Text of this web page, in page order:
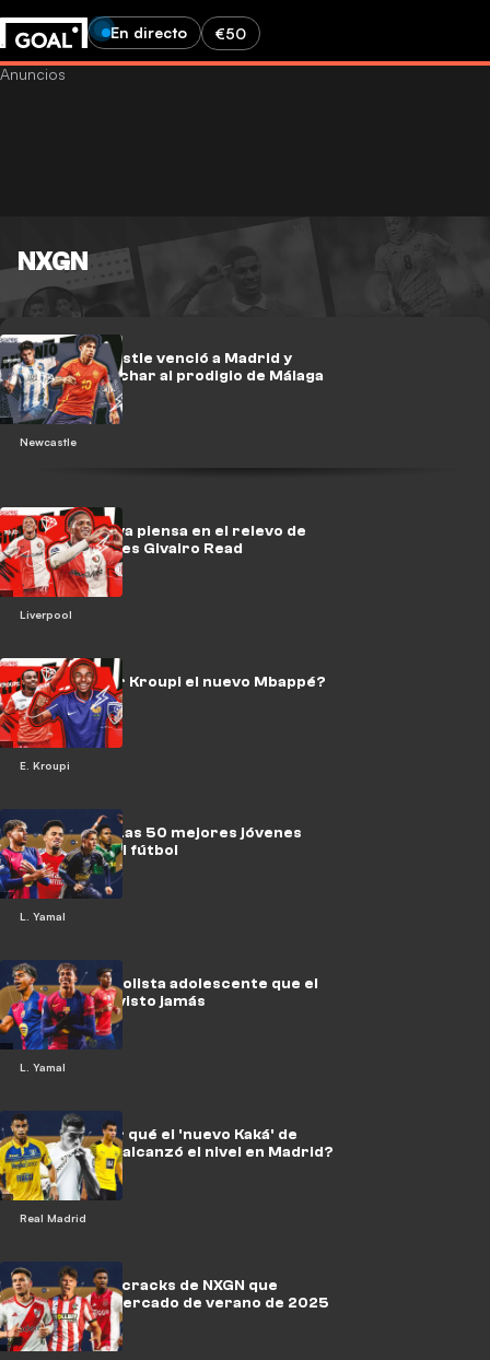
En directo €50
NXGN
Newcastle
Cómo Newcastle venció a Madrid y
Barca para fichar al prodigio de Málaga
Liverpool
El Liverpool ya piensa en el relevo de
Trent: quién es Givairo Read
E. Kroupi
¿Es Eli Junior Kroupi el nuevo Mbappé?
L. Yamal
NXGN 2025: Las 50 mejores jóvenes
promesas del fútbol
L. Yamal
El mejor futbolista adolescente que el
mundo haya visto jamás
Real Madrid
Reinier: ¿Por qué el 'nuevo Kaká' de
€35m nunca alcanzó el nivel en Madrid?
Seis jóvenes cracks de NXGN que
agitarán el mercado de verano de 2025